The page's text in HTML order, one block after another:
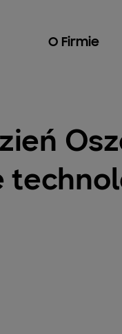
O Firmie